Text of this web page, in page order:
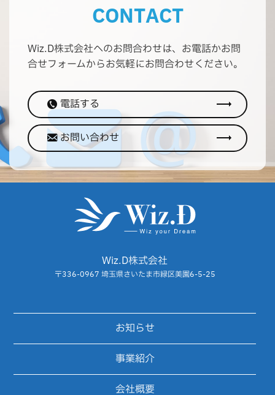
CONTACT
Wiz.D株式会社へのお問合わせは、お電話かお問
合せフォームからお気軽にお問合わせください。
電話する
お問い合わせ
Wiz.D株式会社
〒336-0967 埼玉県さいたま市緑区美園6-5-25
お知らせ
事業紹介
会社概要